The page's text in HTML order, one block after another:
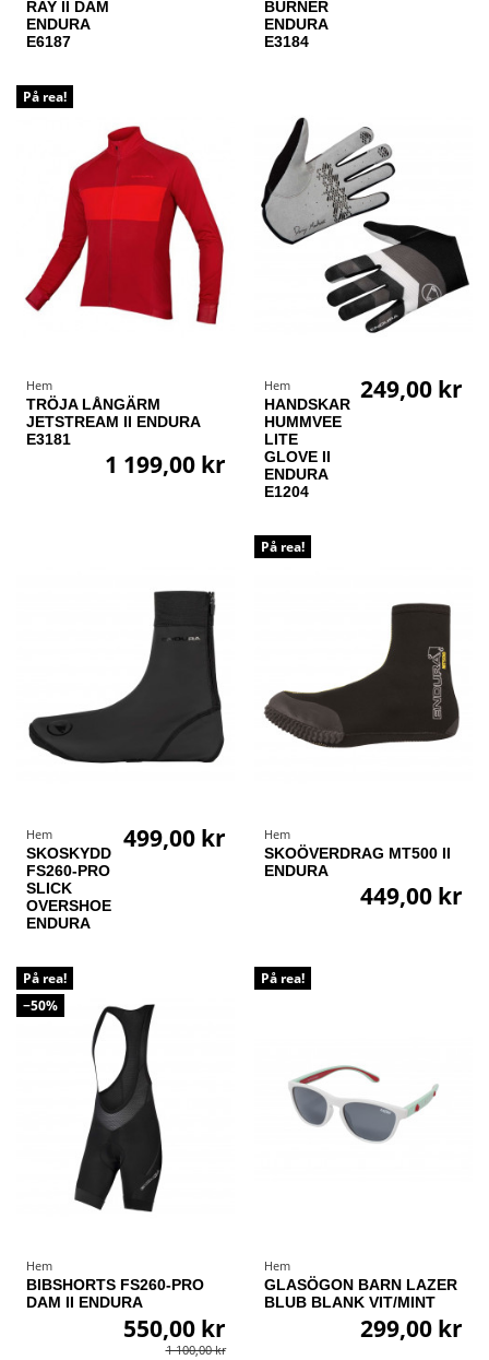
RAY II DAM
ENDURA
E6187
BURNER
ENDURA
E3184
På rea!
Hem
TRÖJA LÅNGÄRM
JETSTREAM II ENDURA
E3181
1 199,00 kr
Hem
HANDSKAR
HUMMVEE
LITE
GLOVE II
ENDURA
E1204
249,00 kr
Hem
SKOSKYDD
FS260-PRO
SLICK
OVERSHOE
ENDURA
499,00 kr
På rea!
Hem
SKOÖVERDRAG MT500 II
ENDURA
449,00 kr
På rea!
−50%
Hem
BIBSHORTS FS260-PRO
DAM II ENDURA
550,00 kr
1 100,00 kr
På rea!
Hem
GLASÖGON BARN LAZER
BLUB BLANK VIT/MINT
299,00 kr